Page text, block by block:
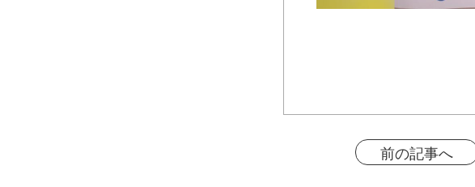
前の記事へ